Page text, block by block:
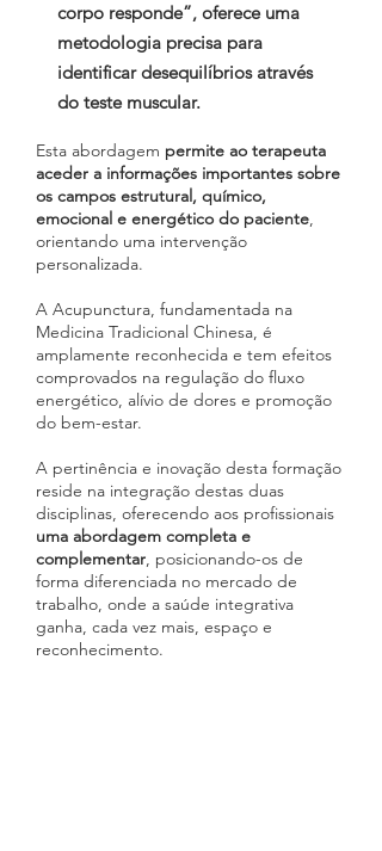
corpo responde”, oferece uma
metodologia precisa para
identificar desequilíbrios através
do teste muscular.
Esta abordagem permite ao terapeuta
aceder a informações importantes sobre
os campos estrutural, químico,
emocional e energético do paciente,
orientando uma intervenção
personalizada.
A Acupunctura, fundamentada na
Medicina Tradicional Chinesa, é
amplamente reconhecida e tem efeitos
comprovados na regulação do fluxo
energético, alívio de dores e promoção
do bem-estar.
A pertinência e inovação desta formação
reside na integração destas duas
disciplinas, oferecendo aos profissionais
uma abordagem completa e
complementar, posicionando-os de
forma diferenciada no mercado de
trabalho, onde a saúde integrativa
ganha, cada vez mais, espaço e
reconhecimento.